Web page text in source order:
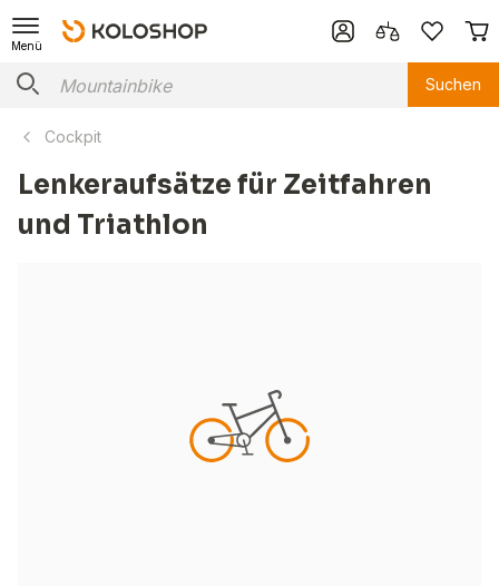
Menü
Suchen
Cockpit
Lenkeraufsätze für Zeitfahren
und Triathlon